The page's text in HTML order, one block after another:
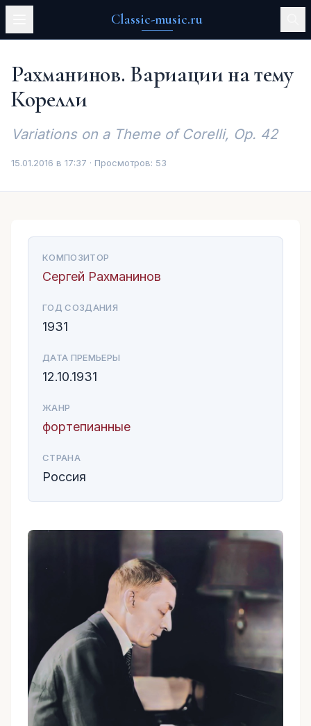
Classic-music.ru
Рахманинов. Вариации на тему
Корелли
Variations on a Theme of Corelli, Op. 42
15.01.2016 в 17:37 · Просмотров: 53
КОМПОЗИТОР
Сергей Рахманинов
ГОД СОЗДАНИЯ
1931
ДАТА ПРЕМЬЕРЫ
12.10.1931
ЖАНР
фортепианные
СТРАНА
Россия